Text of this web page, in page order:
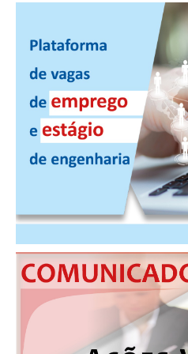
RES 1.002/2002 – CÓDIGO DE ÉTICA
PISO SALARIAL
FIQUE POR DENTRO
OPORTUNIDADES
EMPREGO E ESTÁGIO
CARREIRA
AUTÔNOMOS E SERVIÇOS
NEWSLETTER